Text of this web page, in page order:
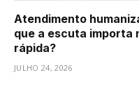
Atendimento
que a escuta importa
rápida?
JULHO 24, 2026